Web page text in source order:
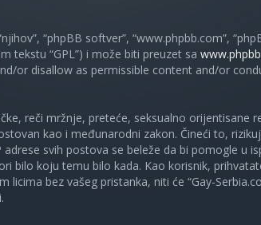
“phpBB softver”, “www.phpbb.com”,
tekstu “GPL”) i može biti preuzet sa
or disallow as permissible content and/or
reči mržnje, preteće, seksualno orijentisane
kao i međunarodni zakon. Čineći to,
svih postova se beleže da bi pomogle u
bilo koju temu bilo kada. Kao korisnik,
licima bez vašeg pristanka, niti će “Gay-